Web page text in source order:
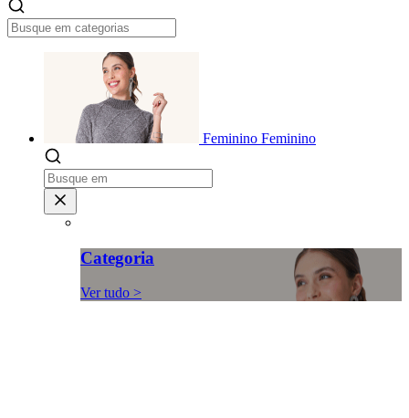
Feminino Feminino
Categoria
Ver tudo >